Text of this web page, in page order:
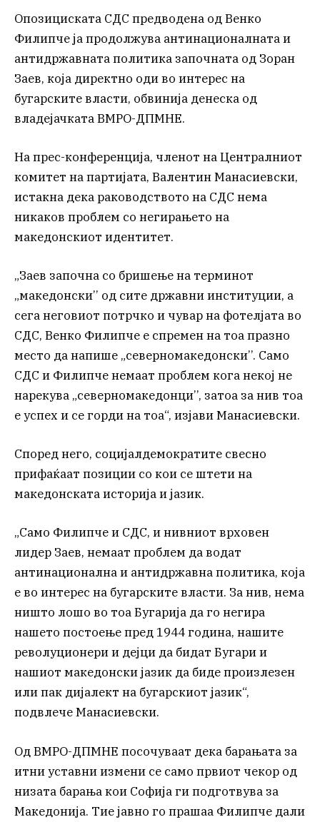
Опозициската СДС предводена од Венко
Филипче ја продолжува антинационалната и
антидржавната политика започната од Зоран
Заев, која директно оди во интерес на
бугарските власти, обвинија денеска од
владејачката ВМРО-ДПМНЕ.
На прес-конференција, членот на Централниот
комитет на партијата, Валентин Манасиевски,
истакна дека раководството на СДС нема
никаков проблем со негирањето на
македонскиот идентитет.
„Заев започна со бришење на терминот
„македонски’’ од сите државни институции, а
сега неговиот потрчко и чувар на фотелјата во
СДС, Венко Филипче е спремен на тоа празно
место да напише „северномакедонски’’. Само
СДС и Филипче немаат проблем кога некој не
нарекува „северномакедонци’’, затоа за нив тоа
е успех и се горди на тоа“, изјави Манасиевски.
Според него, социјалдемократите свесно
прифаќаат позиции со кои се штети на
македонската историја и јазик.
„Само Филипче и СДС, и нивниот врховен
лидер Заев, немаат проблем да водат
антинационална и антидржавна политика, која
е во интерес на бугарските власти. За нив, нема
ништо лошо во тоа Бугарија да го негира
нашето постоење пред 1944 година, нашите
револуционери и дејци да бидат Бугари и
нашиот македонски јазик да биде произлезен
или пак дијалект на бугарскиот јазик“,
подвлече Манасиевски.
Од ВМРО-ДПМНЕ посочуваат дека барањата за
итни уставни измени се само првиот чекор од
низата барања кои Софија ги подготвува за
Македонија. Тие јавно го прашаа Филипче дали